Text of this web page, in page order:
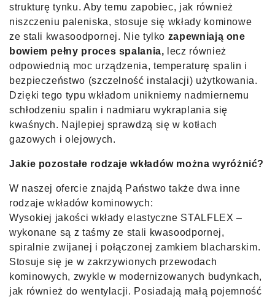
strukturę tynku. Aby temu zapobiec, jak również
niszczeniu paleniska, stosuje się wkłady kominowe
ze stali kwasoodpornej. Nie tylko zapewniają one
bowiem pełny proces spalania, lecz również
odpowiednią moc urządzenia, temperaturę spalin i
bezpieczeństwo (szczelność instalacji) użytkowania.
Dzięki tego typu wkładom unikniemy nadmiernemu
schłodzeniu spalin i nadmiaru wykraplania się
kwaśnych. Najlepiej sprawdzą się w kotłach
gazowych i olejowych.
Jakie pozostałe rodzaje wkładów można wyróżnić?
W naszej ofercie znajdą Państwo także dwa inne
rodzaje wkładów kominowych:
Wysokiej jakości wkłady elastyczne STALFLEX –
wykonane są z taśmy ze stali kwasoodpornej,
spiralnie zwijanej i połączonej zamkiem blacharskim.
Stosuje się je w zakrzywionych przewodach
kominowych, zwykle w modernizowanych budynkach,
jak również do wentylacji. Posiadają małą pojemność